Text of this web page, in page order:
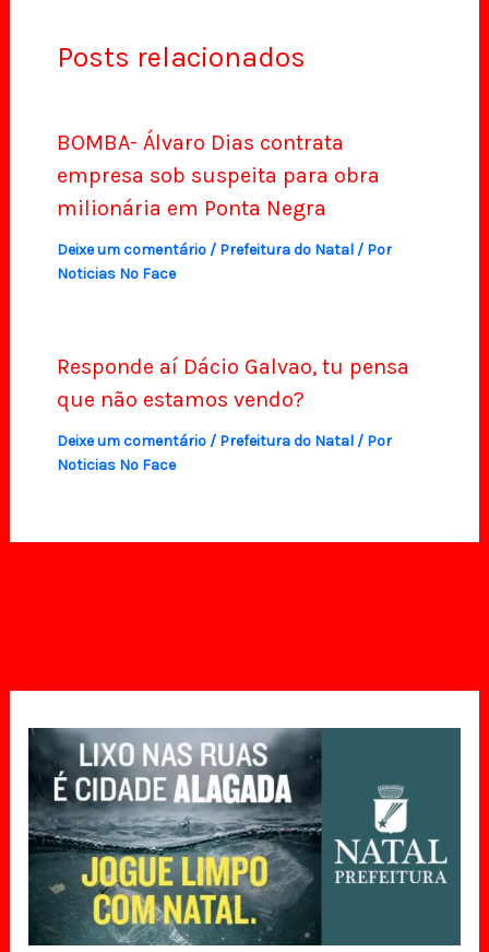
Posts relacionados
BOMBA- Álvaro Dias contrata
empresa sob suspeita para obra
milionária em Ponta Negra
Deixe um comentário / Prefeitura do Natal/ Por
Noticias No Face
Responde aí Dácio Galvao, tu pensa
que não estamos vendo?
Deixe um comentário / Prefeitura do Natal/ Por
Noticias No Face